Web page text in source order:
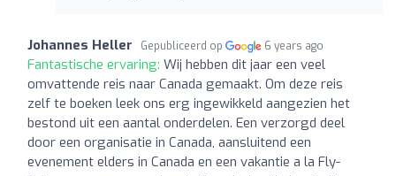
Johannes Heller Gepubliceerd op 6 years ago
Fantastische ervaring: Wij hebben dit jaar een veel
omvattende reis naar Canada gemaakt. Om deze reis
zelf te boeken leek ons erg ingewikkeld aangezien het
bestond uit een aantal onderdelen. Een verzorgd deel
door een organisatie in Canada, aansluitend een
evenement elders in Canada en een vakantie a la Fly-